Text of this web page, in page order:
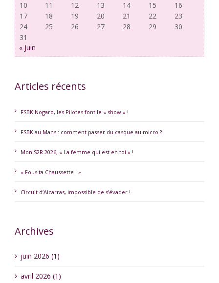
10 11 12 13 14 15
16
17
18 19 20 21 22
23
24
25 26 27 28 29
30
31
« Juin
Articles récents
FSBK Nogaro, les Pilotes font le « show » !
FSBK au Mans : comment passer du casque au micro ?
Mon S2R 2026, « La femme qui est en toi » !
« Fous ta Chaussette ! »
Circuit d’Alcarras, impossible de s’évader !
Archives
juin 2026 (1)
avril 2026 (1)